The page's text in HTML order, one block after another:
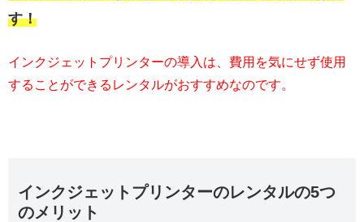
す！
インクジェットプリンターの導入は、費用を気にせず使用
することができるレンタルがおすすめなのです。
インクジェットプリンターのレンタルの5つ
のメリット